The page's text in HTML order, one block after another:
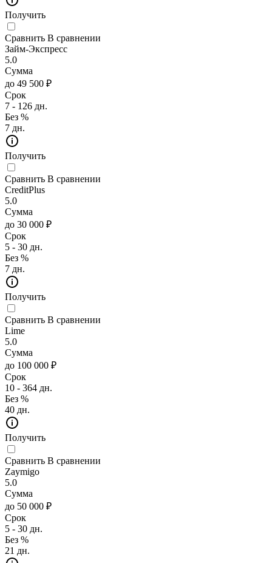
Получить
Сравнить В сравнении
Займ-Экспресс
5.0
Сумма
до 49 500 ₽
Срок
7 - 126 дн.
Без %
7 дн.
Получить
Сравнить В сравнении
CreditPlus
5.0
Сумма
до 30 000 ₽
Срок
5 - 30 дн.
Без %
7 дн.
Получить
Сравнить В сравнении
Lime
5.0
Сумма
до 100 000 ₽
Срок
10 - 364 дн.
Без %
40 дн.
Получить
Сравнить В сравнении
Zaymigo
5.0
Сумма
до 50 000 ₽
Срок
5 - 30 дн.
Без %
21 дн.